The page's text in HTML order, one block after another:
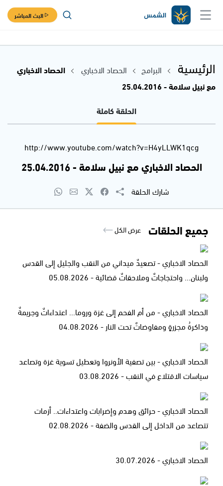
البث المباشر
الرئيسية البرامج الحصاد الاخباري
الحصاد الاخباري
مع نبيل سلامة - 25.04.2016
الحلقة كاملة
http://www.youtube.com/watch?v=H4yLLWK1qcg
الحصاد الاخباري مع نبيل سلامة - 25.04.2016
شارك الحلقة
جميع الحلقات عرض الكل
الحصاد الاخباري - تصعيدٌ ميداني من النقب والجليل إلى القدس
ولبنان... واحتجاجاتٌ وملاحقاتٌ قضائية - 05.08.2026
الحصاد الاخباري - من أم الفحم إلى غزة وروما... اعتداءاتٌ وجريمةٌ
وذاكرةُ مجزرةٍ ومفاوضاتٌ تحت النار - 04.08.2026
الحصاد الاخباري - بين تصفية الأونروا وتعطيل تسوية غزة وتصاعد
سياسات الاقتلاع في النقب - 03.08.2026
الحصاد الاخباري - حرائق وهدم وإضرابات واعتداءات.. أزمات
تتصاعد من الداخل إلى القدس والضفة - 02.08.2026
الحصاد الاخباري - 30.07.2026